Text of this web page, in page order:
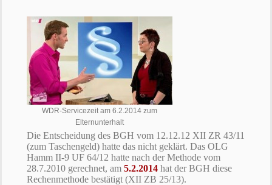
WDR-Servicezeit am 6.2.2014 zum
Elternunterhalt
Die Entscheidung des BGH vom 12.12.12 XII ZR 43/11
(zum Taschengeld) hatte das nicht geklärt. Das OLG
Hamm II-9 UF 64/12 hatte nach der Methode vom
28.7.2010 gerechnet, am 5.2.2014 hat der BGH diese
Rechenmethode bestätigt (XII ZB 25/13).